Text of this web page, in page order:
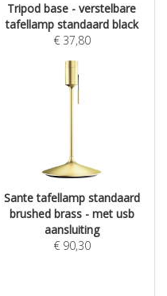
Tripod base - verstelbare
tafellamp standaard black
€ 37,80
Sante tafellamp standaard
brushed brass - met usb
aansluiting
€ 90,30